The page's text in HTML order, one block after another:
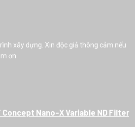
xây dựng. Xin độc giả thông cảm nếu
ơn
Concept Nano-X Variable ND Filter